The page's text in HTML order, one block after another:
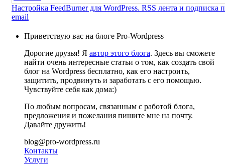
Настройка FeedBurner для WordPress. RSS лента и подписка
email
Приветствую вас на блоге Pro-Wordpress
Дорогие друзья! Я автор этого блога. Здесь вы сможете
найти очень интересные статьи о том, как создать свой
блог на Wordpress бесплатно, как его настроить,
защитить, продвинуть и заработать с его помощью.
Чувствуйте себя как дома:)
По любым вопросам, связанным с работой блога,
предложения и пожелания пишите мне на почту.
Давайте дружить!
blog@pro-wordpress.ru
Контакты
Услуги